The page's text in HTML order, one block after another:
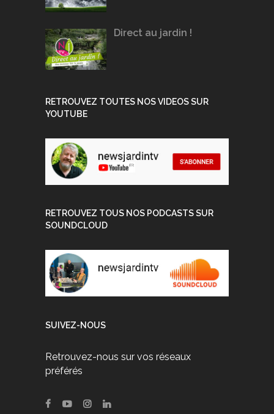
Direct au jardin !
RETROUVEZ TOUTES NOS VIDEOS SUR
YOUTUBE
RETROUVEZ TOUS NOS PODCASTS SUR
SOUNDCLOUD
SUIVEZ-NOUS
Retrouvez-nous sur vos réseaux
préférés